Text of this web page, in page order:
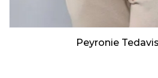
Peyronie